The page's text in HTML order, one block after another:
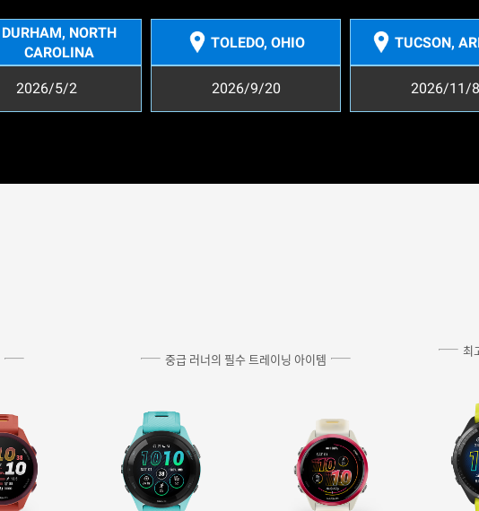
DURHAM, NORTH
CAROLINA
2026/5/2
TOLEDO, OHIO
2026/9/20
TUCSON,
2026/11/8
중급 러너의 필수 트레이닝 아이템 최